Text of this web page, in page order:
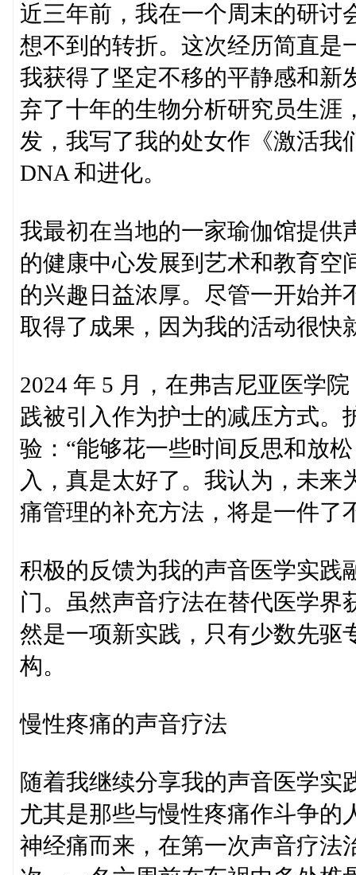
近三年前，我在一个周末的研讨
想不到的转折。这次经历简直
我获得了坚定不移的平静感和新
弃了十年的生物分析研究员生涯
发，我写了我的处女作《激活我
DNA 和进化。
我最初在当地的一家瑜伽馆提供
的健康中心发展到艺术和教育空
的兴趣日益浓厚。尽管一开始并
取得了成果，因为我的活动很快
2024 年 5 月，在弗吉尼亚医学
践被引入作为护士的减压方式。
验：“能够花一些时间反思和放
入，真是太好了。我认为，未
痛管理的补充方法，将是一件了
积极的反馈为我的声音医学实践
门。虽然声音疗法在替代医学界
然是一项新实践，只有少数先驱
构。
慢性疼痛的声音疗法
随着我继续分享我的声音医学实
尤其是那些与慢性疼痛作斗争的
神经痛而来，在第一次声音疗法